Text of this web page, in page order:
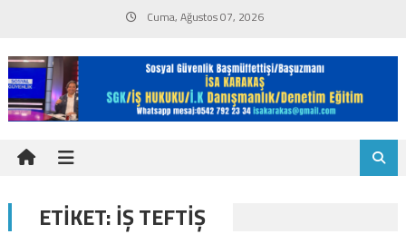
content
Cuma, Ağustos 07, 2026
ETIKET:IŞ TEFTIŞ